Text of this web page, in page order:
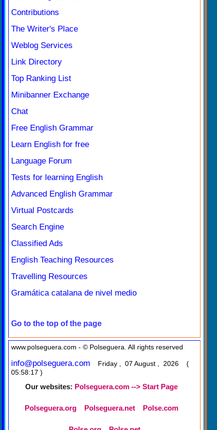
Contributions
The Writer's Place
Weblog Services
Link Directory
Top Ranking List
Minibanner Exchange
Chat
Free English Grammar
Learn English for free
Language Forum
Tests for learning English
Advanced English Grammar
Virtual Postcards
Search Engine
Classified Ads
English Teaching Resources
Travelling Resources
Gramática catalana de nivel medio
Go to the top of the page
www.polseguera.com - © Polseguera. All rights reserved
info@polseguera.com
Friday , 07 August , 2026 (
05:58:17 )
Our websites: Polseguera.com --> Start Page
Polseguera.org Polseguera.net Polse.com